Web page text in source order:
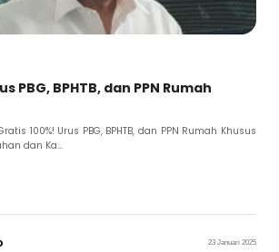
PBG, BPHTB, dan PPN Rumah
100%! Urus PBG, BPHTB, dan PPN Rumah Khusus
dan Ka...
23 Januari 2025